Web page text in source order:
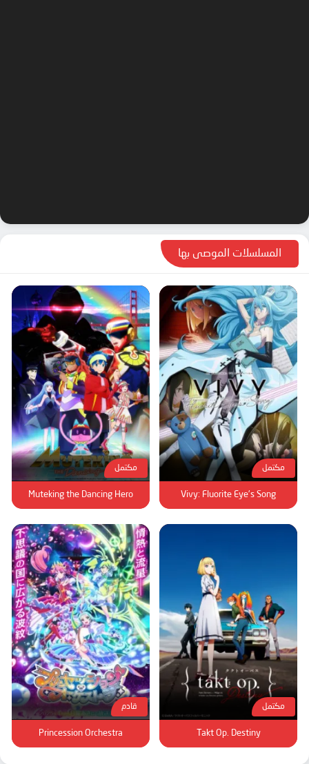
المسلسلات الموصى بها
مكتمل
Vivy: Fluorite Eye's Song
مكتمل
Muteking the Dancing Hero
مكتمل
Takt Op. Destiny
قادم
Princession Orchestra